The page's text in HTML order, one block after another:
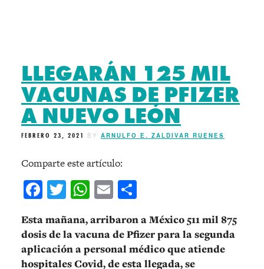
LLEGARÁN 125 MIL
VACUNAS DE PFIZER
A NUEVO LEÓN
FEBRERO 23, 2021 BY ARNULFO E. ZALDIVAR RUENES
Comparte este artículo:
Facebook
Twitter
WhatsApp
Email
Esta mañana, arribaron a México 511 mil 875
dosis de la vacuna de Pfizer para la segunda
aplicación a personal médico que atiende
hospitales Covid, de esta llegada, se